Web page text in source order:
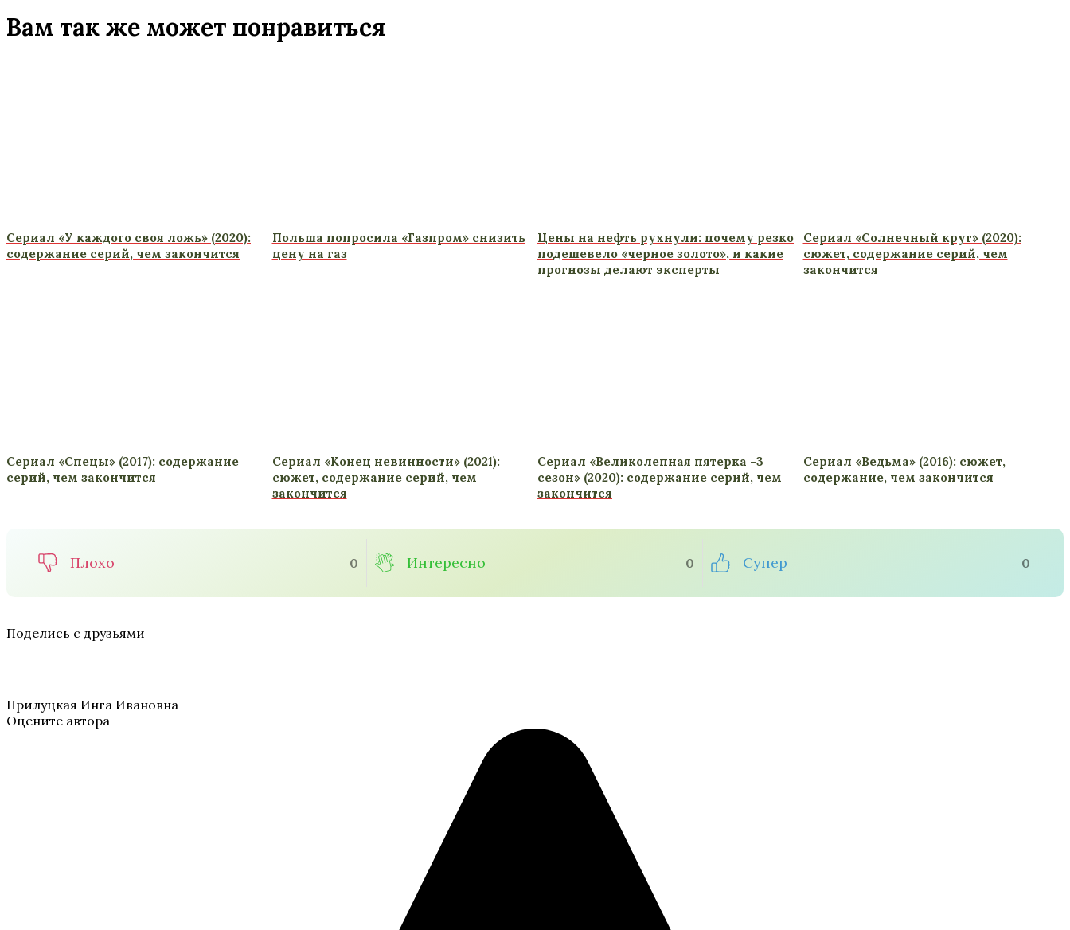
Вам так же может понравиться
Сериал «У каждого своя ложь» (2020):
содержание серий, чем закончится
Польша попросила «Газпром» снизить
цену на газ
Цены на нефть рухнули: почему резко
подешевело «черное золото», и какие
прогнозы делают эксперты
Сериал «Солнечный круг» (2020):
сюжет, содержание серий, чем
закончится
Сериал «Спецы» (2017): содержание
серий, чем закончится
Сериал «Конец невинности» (2021):
сюжет, содержание серий, чем
закончится
Сериал «Великолепная пятерка -3
сезон» (2020): содержание серий, чем
закончится
Сериал «Ведьма» (2016): сюжет,
содержание, чем закончится
Плохо 0 Интересно 0 Супер 0
Поделись с друзьями
Прилуцкая Инга Ивановна
Оцените автора